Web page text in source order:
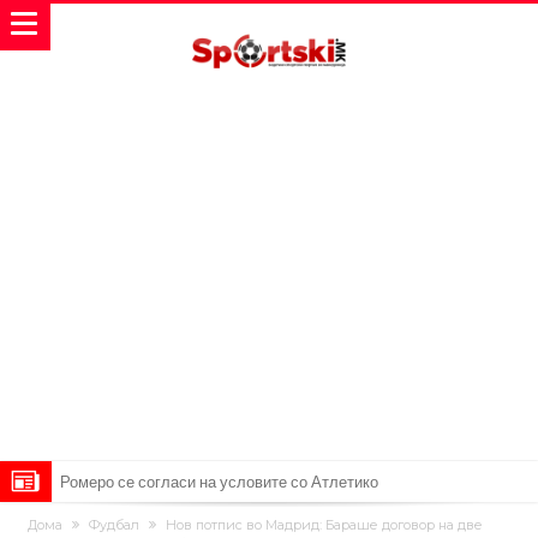
Ромеро се согласи на условите со Атлетико
Арсенал со 138 милиони евра тргнува по ѕвездата на Серија А?
Дома Фудбал
Нов потпис во Мадрид: Бараше договор на две